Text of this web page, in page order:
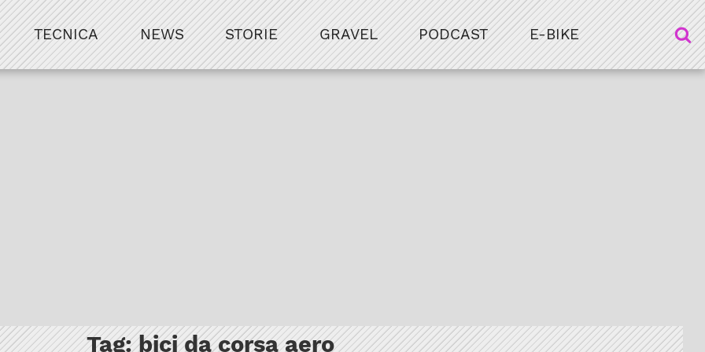
TECNICA NEWS STORIE GRAVEL PODCAST E-BIKE
Tag:bici da corsa aero